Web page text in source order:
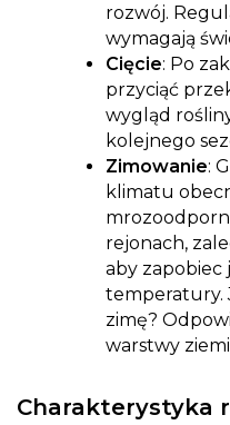
rozwój.
wymagają
Cięcie: Po
przyciąć
wygląd
kolejnego
Zimowanie:
klimatu
rejonach,
aby zapobiec
temperatury.
zimę?
warstwy
Charakterystyka